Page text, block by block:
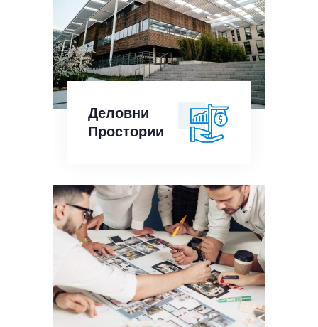
Деловни
Простории
ДеловниПростории
Инвеститори